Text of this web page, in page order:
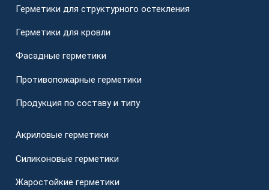
Герметики для структурного остекления
Герметики для кровли
Фасадные герметики
Противопожарные герметики
Продукция по составу и типу
Акриловые герметики
Силиконовые герметики
Жаростойкие герметики